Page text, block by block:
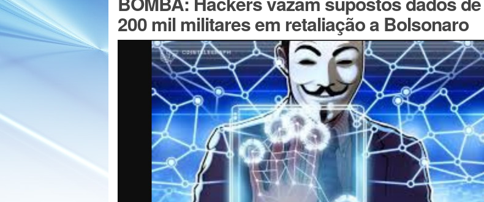
200 mil militares em retaliação a Bolsonaro